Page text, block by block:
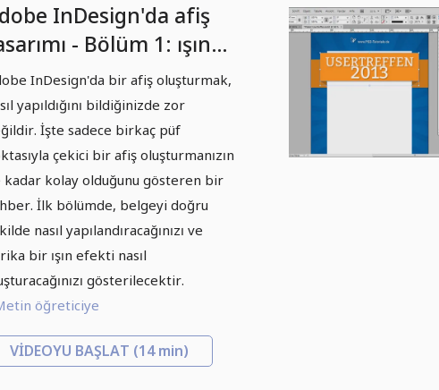
InDesign'da afiş
- Bölüm 1: ışın
InDesign'da bir afiş oluşturmak,
yapıldığını bildiğinizde zor
İşte sadece birkaç püf
çekici bir afiş oluşturmanızın
kadar kolay olduğunu gösteren bir
İlk bölümde, belgeyi doğru
nasıl yapılandıracağınızı ve
bir ışın efekti nasıl
gösterilecektir.
öğreticiye
VIDEOYU BAŞLAT (14 min)